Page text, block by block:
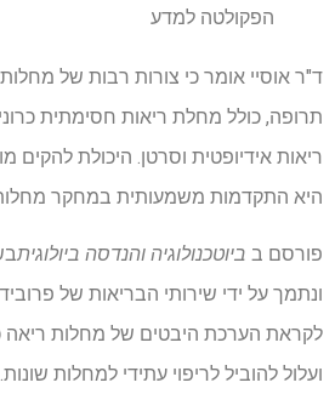
הפקולטה למדע
ד"ר אוסיי אומר כי צורות רבות של מחלות
תרופה, כולל מחלת ריאות חסימתית
ריאות אידיופטית וסרטן. היכולת
היא התקדמות משמעותית במחקר
פורסם ב ביוטכנולוגיה והנדסה ביולוגית
ונתמך על ידי שירותי הבריאות של
לקראת הערכת היבטים של מחלות ריאה
ועלול להוביל לריפוי עתידי למחלות שונות.